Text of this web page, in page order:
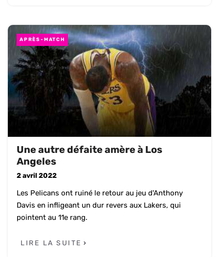
APRÈS-MATCH
Une autre défaite amère à Los
Angeles
2 avril 2022
Les Pelicans ont ruiné le retour au jeu d'Anthony
Davis en infligeant un dur revers aux Lakers, qui
pointent au 11e rang.
LIRE LA SUITE